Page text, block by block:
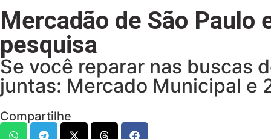
Mercadão de São
pesquisa
Se você reparar nas buscas
juntas: Mercado Municipal e
Compartilhe